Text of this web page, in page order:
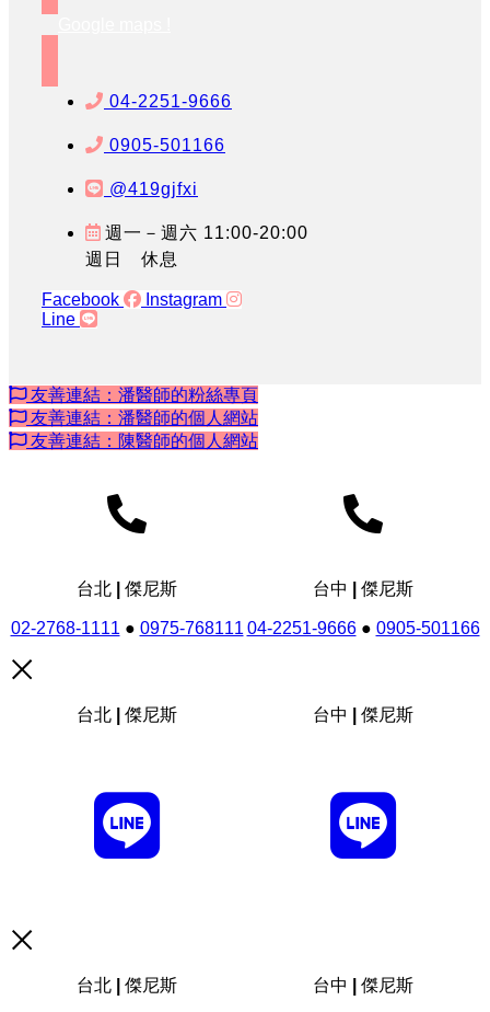
04-2251-9666
0905-501166
@419gjfxi
週一－週六 11:00-20:00
週日 休息
Facebook
Instagram
Line
友善連結：潘醫師的粉絲專頁
友善連結：潘醫師的個人網站
友善連結：陳醫師的個人網站
台北 | 傑尼斯
02-2768-1111 ● 0975-768111
台中 | 傑尼斯
04-2251-9666● 0905-501166
台北 | 傑尼斯 台中 | 傑尼斯
台北 | 傑尼斯 台中 | 傑尼斯